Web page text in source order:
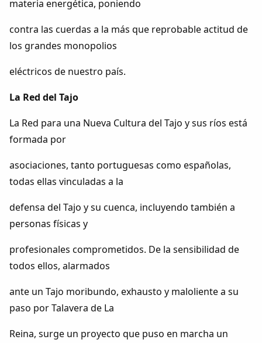
materia energética, poniendo
contra las cuerdas a la más que reprobable actitud de
los grandes monopolios
eléctricos de nuestro país.
La Red del Tajo
La Red para una Nueva Cultura del Tajo y sus ríos está
formada por
asociaciones, tanto portuguesas como españolas,
todas ellas vinculadas a la
defensa del Tajo y su cuenca, incluyendo también a
personas físicas y
profesionales comprometidos. De la sensibilidad de
todos ellos, alarmados
ante un Tajo moribundo, exhausto y maloliente a su
paso por Talavera de La
Reina, surge un proyecto que puso en marcha un